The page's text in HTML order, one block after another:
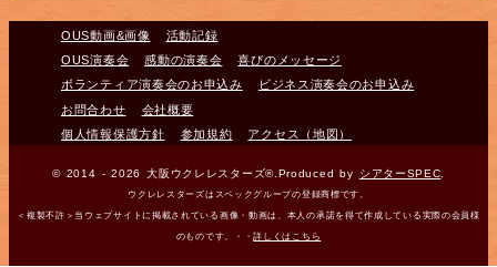
OUS動画&画像
活動記録
OUS演奏会
感動の演奏会
喜びのメッセージ
ボランティア演奏会のお申込み
ビジネス演奏会のお申込み
お問合わせ
会社概要
個人情報保護方針
参加規約 アクセス（地図）
© 2014 - 2026 大阪ウクレレスターズ®.Produced by シアターSPEC
ウクレレスターズはスペックグループの登録商標です。
＜複製不許＞当ウェブサイトに掲載されている画像・動画は、本人の承諾を得て作成している実際の会員様
のものです。・・詳しくはこちら